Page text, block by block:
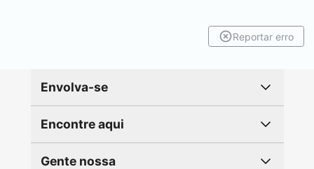
Reportar erro
Envolva-se
Encontre aqui
Gente nossa